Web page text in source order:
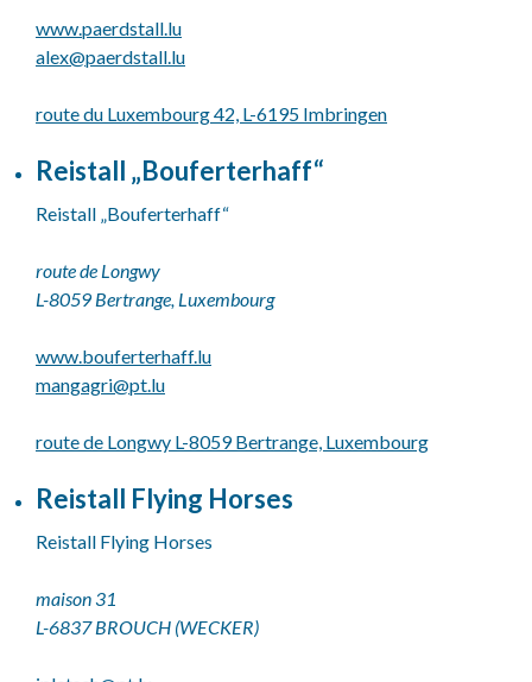
www.paerdstall.lu
alex@paerdstall.lu
route du Luxembourg 42, L-6195 Imbringen
Reistall „Bouferterhaff“
Reistall „Bouferterhaff“
route de Longwy
L-8059 Bertrange, Luxembourg
www.bouferterhaff.lu
mangagri@pt.lu
route de Longwy L-8059 Bertrange, Luxembourg
Reistall Flying Horses
Reistall Flying Horses
maison 31
L-6837 BROUCH (WECKER)